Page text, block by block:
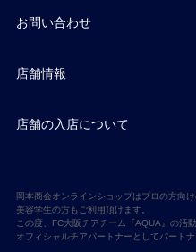
お問い合わせ
店舗情報
店舗の入店について
岡本商会オンラインショップはプロの方向
美容学生の方もご利用頂けます。
この度、FC大阪チアチーム『AQUA』の活動
オフィシャルチアパートナーとしてパート